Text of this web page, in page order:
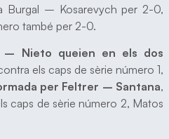
Burgal – Kosarevych per 2-0,
també per 2-0.
– Nieto queien en els dos
els caps de sèrie número 1,
per Feltrer – Santana,
caps de sèrie número 2, Matos